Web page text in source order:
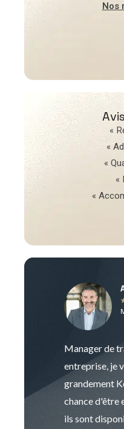
Nos
«
«
«
«
«
Manager de
entreprise, je
grandement
chance d'être
ils sont